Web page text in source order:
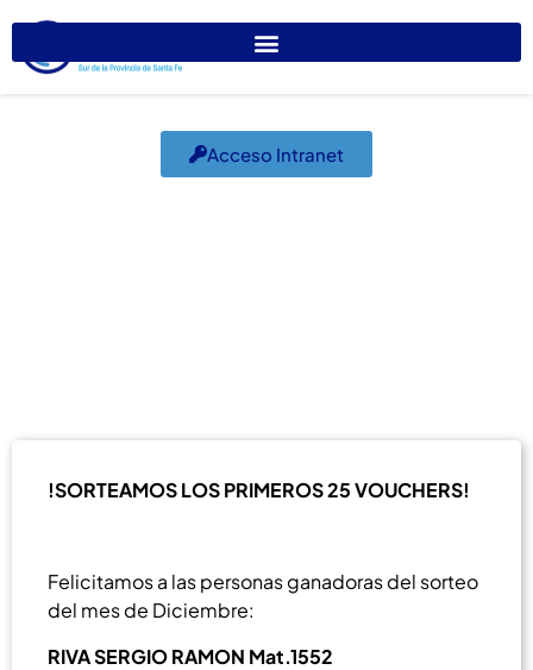
Acceso Intranet
!SORTEAMOS LOS PRIMEROS 25 VOUCHERS!
Felicitamos a las personas ganadoras del sorteo
del mes de Diciembre:
RIVA SERGIO RAMON Mat.1552